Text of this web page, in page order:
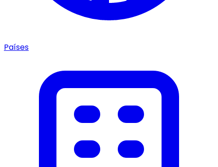
Países